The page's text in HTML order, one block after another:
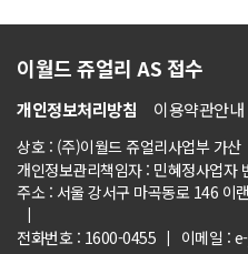
이월드 쥬얼리 AS 접수
개인정보처리방침 이용약관안내
상호 : (주)이월드 쥬얼리사업부 가산
개인정보관리책임자 : 민혜정사업자
주소 : 서울 강서구 마곡동로 146 이
전화번호 : 1600-0455
이메일 :